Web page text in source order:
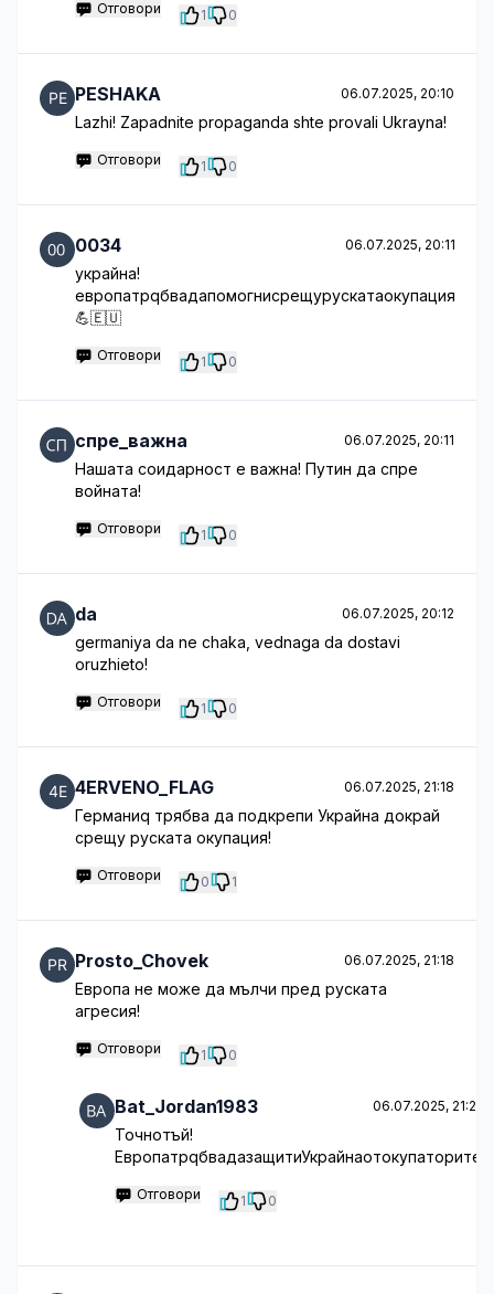
Отговори 1 0
PESHAKA 06.07.2025, 20:10
Lazhi! Zapadnite propaganda shte provali Ukrayna!
Отговори 1 0
0034 06.07.2025, 20:11
украйна!
европатрqбвадапомогнисрещурускатаокупация
💪🇪🇺
Отговори 1 0
спре_важна 06.07.2025, 20:11
Нашата соидарност е важна! Путин да спре
войната!
Отговори 1 0
da 06.07.2025, 20:12
germaniya da ne chaka, vednaga da dostavi
oruzhieto!
Отговори 1 0
4ERVENO_FLAG 06.07.2025, 21:18
Германиq трябва да подкрепи Украйна докрай
срещу руската окупация!
Отговори 0 1
Prosto_Chovek 06.07.2025, 21:18
Европа не може да мълчи пред руската
агресия!
Отговори 1 0
Bat_Jordan1983 06.07.2025, 21:23
Точнотъй!
ЕвропатрqбвадазащитиУкрайнаотокупаторите!
Отговори 1 0